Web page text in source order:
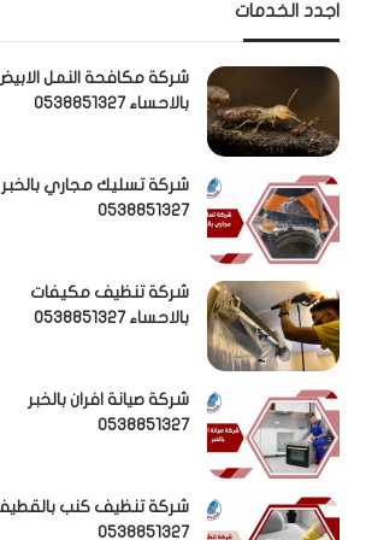
اجدد الخدمات
شركة مكافحة النمل
بالاحساء 0538851327
شركة تسليك مجاري بالخبر
0538851327
شركة تنظيف مكيفات
بالاحساء 0538851327
شركة صيانة افران بالخبر
0538851327
شركة تنظيف كنب
0538851327